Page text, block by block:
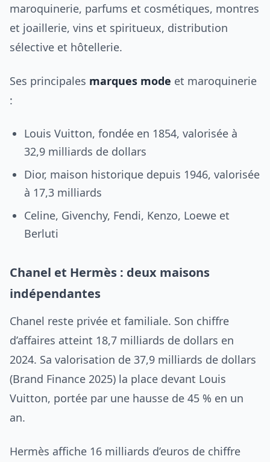
maroquinerie, parfums et cosmétiques, montres
et joaillerie, vins et spiritueux, distribution
sélective et hôtellerie.
Ses principales marques mode et maroquinerie
:
Louis Vuitton, fondée en 1854, valorisée à
32,9 milliards de dollars
Dior, maison historique depuis 1946, valorisée
à 17,3 milliards
Celine, Givenchy, Fendi, Kenzo, Loewe et
Berluti
Chanel et Hermès : deux maisons
indépendantes
Chanel reste privée et familiale. Son chiffre
d’affaires atteint 18,7 milliards de dollars en
2024. Sa valorisation de 37,9 milliards de dollars
(Brand Finance 2025) la place devant Louis
Vuitton, portée par une hausse de 45 % en un
an.
Hermès affiche 16 milliards d’euros de chiffre